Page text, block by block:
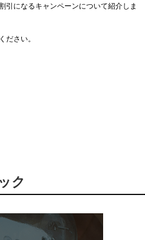
引になるキャンペーンについて紹介しま
ださい。
ク